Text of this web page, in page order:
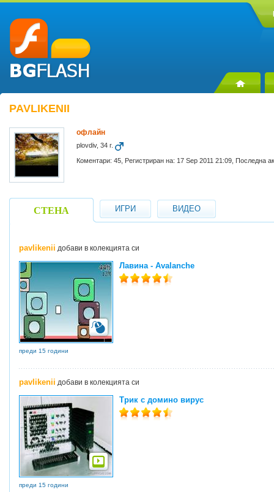
PAVLIKENII
офлайн
plovdiv, 34 г.
Коментари: 45, Регистриран на: 17 Sep 2011 21:09, Последна
СТЕНА ИГРИ ВИДЕО
pavlikenii добави в колекцията си
Лавина - Avalanche
преди 15 години
pavlikenii добави в колекцията си
Трик с домино вирус
преди 15 години